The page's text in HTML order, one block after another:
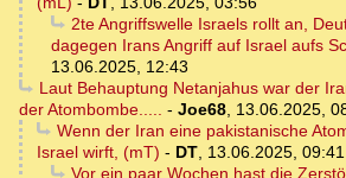
2te Angriffswelle Israels rollt an,
dagegen Irans Angriff auf Israel aufs
13.06.2025, 12:43
Laut Behauptung Netanjahus war der
der Atombombe..... - Joe68, 13.06.2025,
Wenn der Iran eine pakistanische
Israel wirft, (mT) - DT, 13.06.2025, 09:41
Vor ein paar Wochen hast die